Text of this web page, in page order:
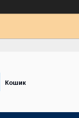
Кошик